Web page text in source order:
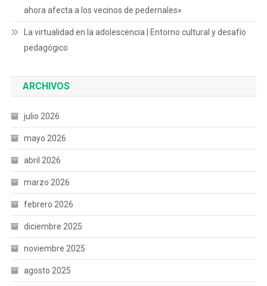
ahora afecta a los vecinos de pedernales»
La virtualidad en la adolescencia | Entorno cultural y desafío
pedagógico
ARCHIVOS
julio 2026
mayo 2026
abril 2026
marzo 2026
febrero 2026
diciembre 2025
noviembre 2025
agosto 2025